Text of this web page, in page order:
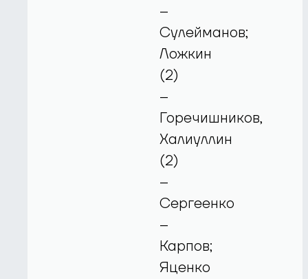
–
Сулейманов;
Ложкин
(2)
–
Горечишников,
Халиуллин
(2)
–
Сергеенко
–
Карпов;
Яценко